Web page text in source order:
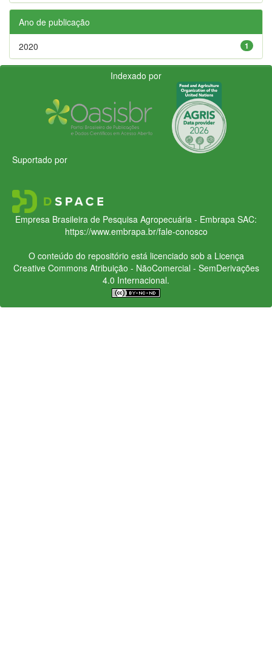
Ano de publicação
1
2020
Indexado por
Suportado por
Empresa Brasileira de Pesquisa Agropecuária - Embrapa SAC:
https://www.embrapa.br/fale-conosco
O conteúdo do repositório está licenciado sob a Licença
Creative CommonsAtribuição - NãoComercial - SemDerivações
4.0 Internacional.